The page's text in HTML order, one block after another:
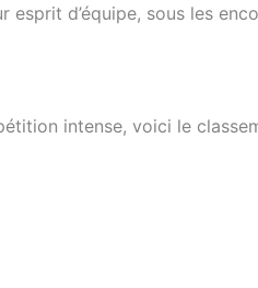
esprit d’équipe, sous les
intense, voici le